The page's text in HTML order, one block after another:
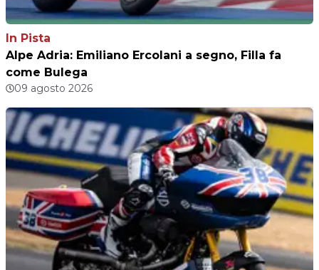
In Pista
Alpe Adria: Emiliano Ercolani a segno, Filla fa
come Bulega
09 agosto 2026